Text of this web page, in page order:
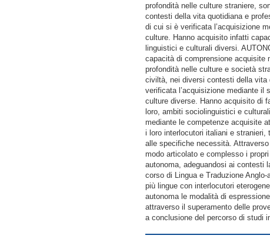
profondità nelle culture straniere,
contesti della vita quotidiana e
di cui si è verificata l’acquisizione
culture. Hanno acquisito infatti
linguistici e culturali diversi.
capacità di comprensione acquisite
profondità nelle culture e società
civiltà, nei diversi contesti della vita
verificata l’acquisizione mediante il
culture diverse. Hanno acquisito di
loro, ambiti sociolinguistici e
mediante le competenze acquisite
i loro interlocutori italiani e stranieri,
alle specifiche necessità.
modo articolato e complesso i
autonoma, adeguandosi ai contesti
corso di Lingua e Traduzione
più lingue con interlocutori
autonoma le modalità di
attraverso il superamento delle
a conclusione del percorso di studi